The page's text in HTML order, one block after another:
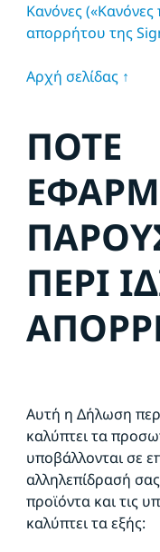
Κανόνες
απορρήτου της
Αρχή σελίδας ↑
ΠΟΤΕ
ΠΕΡΙ
Αυτή η Δήλωση
καλύπτει τα
υποβάλλονται σε
αλληλεπίδρασή
προϊόντα και τις
καλύπτει τα εξής: